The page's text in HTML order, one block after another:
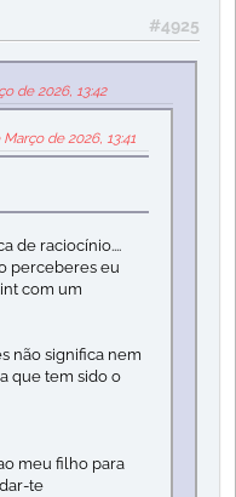
#4925
de 2026, 13:42
de 2026, 13:41
de raciocínio....
perceberes eu
com um
não significa nem
que tem sido o
meu filho para
te